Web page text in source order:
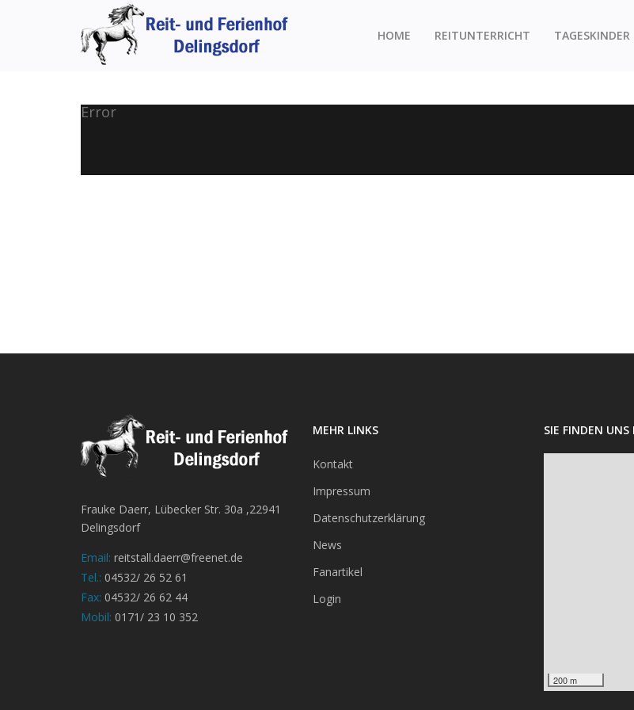
HOME REITUNTERRICHT TAGESKINDER
Error
Frauke Daerr, Lübecker Str. 30a ,22941
Delingsdorf
Email: reitstall.daerr@freenet.de
Tel.: 04532/ 26 52 61
Fax: 04532/ 26 62 44
Mobil: 0171/ 23 10 352
MEHR LINKS
Kontakt
Impressum
Datenschutzerklärung
News
Fanartikel
Login
SIE FINDEN UNS
200 m